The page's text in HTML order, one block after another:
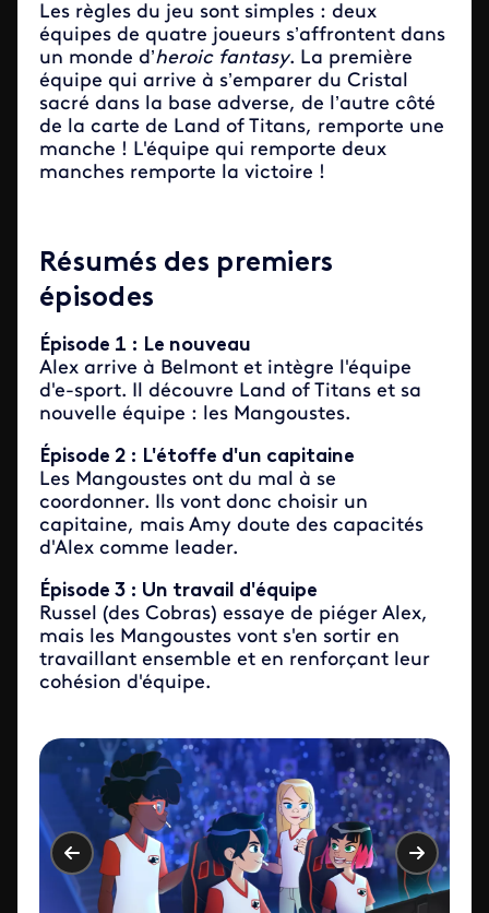
Les règles du jeu sont simples : deux
équipes de quatre joueurs s’affrontent dans
un monde d’heroic fantasy. La première
équipe qui arrive à s’emparer du Cristal
sacré dans la base adverse, de l’autre côté
de la carte de Land of Titans, remporte une
manche ! L'équipe qui remporte deux
manches remporte la victoire !
Résumés des premiers
épisodes
Épisode 1 : Le nouveau
Alex arrive à Belmont et intègre l'équipe
d'e-sport. Il découvre Land of Titans et sa
nouvelle équipe : les Mangoustes.
Épisode 2 : L'étoffe d'un capitaine
Les Mangoustes ont du mal à se
coordonner. Ils vont donc choisir un
capitaine, mais Amy doute des capacités
d'Alex comme leader.
Épisode 3 : Un travail d'équipe
Russel (des Cobras) essaye de piéger Alex,
mais les Mangoustes vont s'en sortir en
travaillant ensemble et en renforçant leur
cohésion d'équipe.